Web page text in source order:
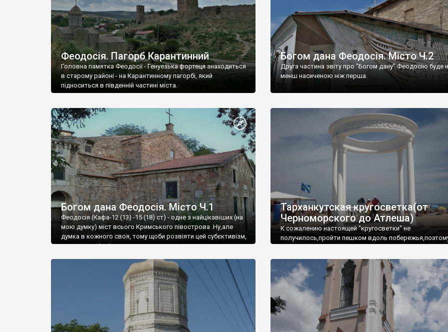
Феодосія. Пагорб Карантинний
Головна памятка Феодосії - Генуезька фортеця знаходиться
в старому районі - на Карантинному пагорбі, який
підноситься в південній частині міста.
Богом дана Феодосія. Місто Ч.2
Друга частина звіту про "Богом дану" Феодосію буде
менш насиченою ніж перша.
Богом дана Феодосія. Місто Ч.1
Феодосія (Кафа-12 (13) -15 (18) ст) - одне з найцікавіших (на
мою думку) міст всього Кримського півострова .Ну,але
думка в кожного своя, тому щоби розвіяти цей субєктивізм,
запрошую відвідати це
Тарханкутская кругосветка(от
Черноморского до Атлеша)
К сожалению настоящей "кругосветки" не
получилось,пройти пешком вдоль